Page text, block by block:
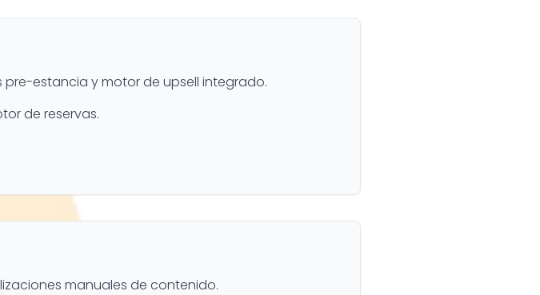
estancia y motor de upsell integrado.
de reservas.
manuales de contenido.